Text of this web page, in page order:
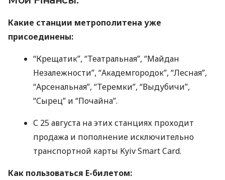
Какие станции метрополитена уже
присоединены:
“Крещатик”, “Театральная”, “Майдан
Незалежности”, “Академгородок”, “Лесная”,
“Арсенальная”, “Теремки”, “Выдубичи”,
“Сырец” и “Почайна”.
С 25 августа на этих станциях проходит
продажа и пополнение исключительно
транспортной карты Kyiv Smart Card.
Как пользоваться Е-билетом: